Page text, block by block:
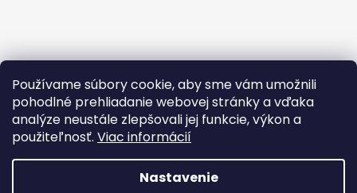
Používame súbory cookie, aby sme vám umožnili
pohodlné prehliadanie webovej stránky a vďaka
analýze neustále zlepšovali jej funkcie, výkon a
použiteľnosť. Viac informácií
Nastavenie
Sledovať na Instagrame
Facebook